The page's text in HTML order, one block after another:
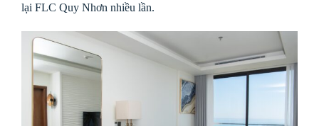
lại FLC Quy Nhơn nhiều lần.